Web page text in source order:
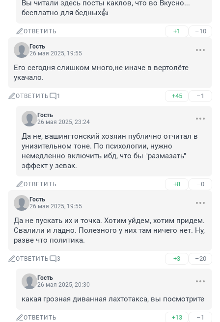
Вы читали здесь посты каклов, что во Вкусно...
бесплатно для бедных👍
ОТВЕТИТЬ +1 –10
Гость
26 мая 2025, 19:55
Его сегодня слишком много,не иначе в вертолёте
укачало.
ОТВЕТИТЬ 1 +45 –1
Гость
26 мая 2025, 23:24
Да не, вашингтонский хозяин публично отчитал в
унизительном тоне. По психологии, нужно
немедленно включить ибд, что бы "размазать"
эффект у зевак.
ОТВЕТИТЬ +8 –0
Гость
26 мая 2025, 19:55
Да не пускать их и точка. Хотим уйдем, хотим придем.
Свалили и ладно. Полезного у них там ничего нет. Ну,
разве что политика.
ОТВЕТИТЬ 3 +3 –20
Гость
26 мая 2025, 20:30
какая грозная диванная лахтотакса, вы посмотрите
ОТВЕТИТЬ +13 –1